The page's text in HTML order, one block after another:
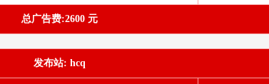
总广告费:2600 元
发布站: hcq